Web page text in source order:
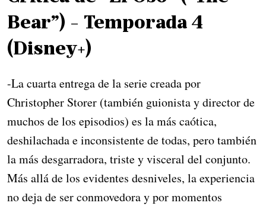
Bear”) - Temporada 4
(Disney+)
-La cuarta entrega de la serie creada por
Christopher Storer (también guionista y director de
muchos de los episodios) es la más caótica,
deshilachada e inconsistente de todas, pero también
la más desgarradora, triste y visceral del conjunto.
Más allá de los evidentes desniveles, la experiencia
no deja de ser conmovedora y por momentos